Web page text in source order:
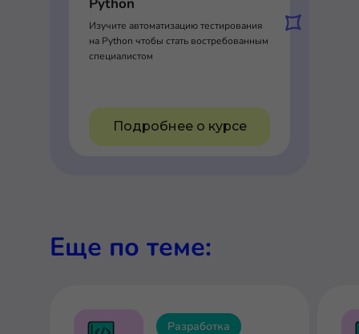
Изучите автоматизацию тестирования
на Python чтобы стать востребованным
специалистом
Подробнее о курсе
Еще по теме:
Разработка